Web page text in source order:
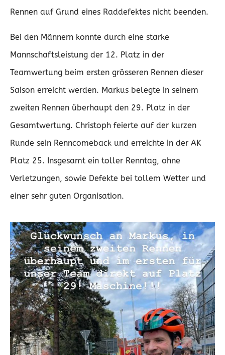
Rennen auf Grund eines Raddefektes nicht beenden.
Bei den Männern konnte durch eine starke
Mannschaftsleistung der 12. Platz in der
Teamwertung beim ersten grösseren Rennen dieser
Saison erreicht werden. Markus belegte in seinem
zweiten Rennen überhaupt den 29. Platz in der
Gesamtwertung. Christoph feierte auf der kurzen
Runde sein Renncomeback und erreichte in der AK
Platz 25. Insgesamt ein toller Renntag, ohne
Verletzungen, sowie Defekte bei tollem Wetter und
einer sehr guten Organisation.